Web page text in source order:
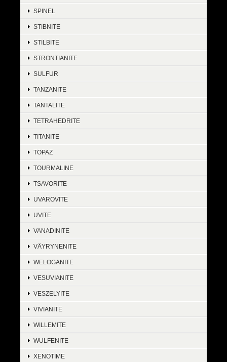
SPINEL
STIBNITE
STILBITE
STRONTIANITE
SULFUR
TANZANITE
TANTALITE
TETRAHEDRITE
TITANITE
TOPAZ
TOURMALINE
TSAVORITE
UVAROVITE
UVITE
VANADINITE
VÄYRYNENITE
WELOGANITE
VESUVIANITE
VESZELYITE
VIVIANITE
WILLEMITE
WULFENITE
XENOTIME